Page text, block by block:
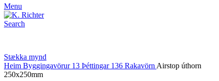
Menu
Search
Stækka mynd
Heim Byggingavörur 13 Þéttingar 136 Rakavörn Airstop úthorn
250x250mm